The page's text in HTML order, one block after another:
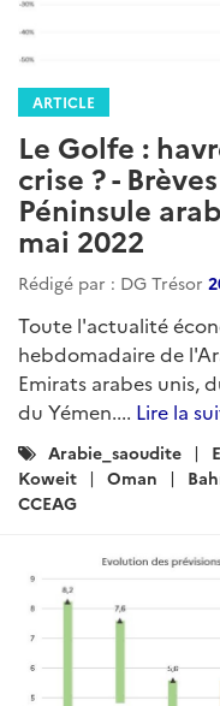
ARTICLE
Le Golfe :
crise ? -
Péninsule
mai 2022
Rédigé par : DG Trésor
Toute l'actualité
hebdomadaire de
Emirats arabes unis,
du Yémen.... Lire la
Catégories
:
Arabie_saoudite
Koweit
Oman
CCEAG